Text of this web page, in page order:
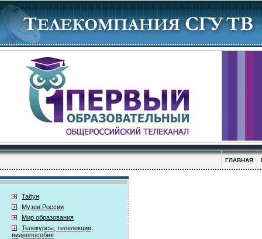
ГЛАВНАЯ
Табун
Музеи России
Мир образования
Телекурсы, телелекции,
видеопособия